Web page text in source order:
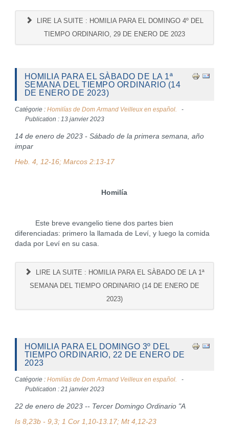
LIRE LA SUITE : HOMILIA PARA EL DOMINGO 4º DEL
TIEMPO ORDINARIO, 29 DE ENERO DE 2023
HOMILIA PARA EL SÀBADO DE LA 1ª
SEMANA DEL TIEMPO ORDINARIO (14
DE ENERO DE 2023)
Catégorie : Homilías de Dom Armand Veilleux en español.
Publication : 13 janvier 2023
14 de enero de 2023 - Sábado de la primera semana, año
impar
Heb. 4, 12-16; Marcos 2:13-17
Homilía
Este breve evangelio tiene dos partes bien
diferenciadas: primero la llamada de Leví, y luego la comida
dada por Leví en su casa.
LIRE LA SUITE : HOMILIA PARA EL SÀBADO DE LA 1ª
SEMANA DEL TIEMPO ORDINARIO (14 DE ENERO DE
2023)
HOMILIA PARA EL DOMINGO 3º DEL
TIEMPO ORDINARIO, 22 DE ENERO DE
2023
Catégorie : Homilías de Dom Armand Veilleux en español.
Publication : 21 janvier 2023
22 de enero de 2023 -- Tercer Domingo Ordinario "A
Is 8,23b - 9,3; 1 Cor 1,10-13.17; Mt 4,12-23